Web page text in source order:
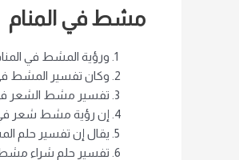
مشط في المنام
ورؤية المشط في
وكان تفسير المشط في
تفسير مشط الشعر في
إن رؤية مشط شعر في
يقال إن تفسير حلم
تفسير حلم شراء مشط